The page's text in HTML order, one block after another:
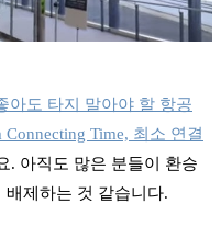
아도 타지 말아야 할 항공
Time, 최소 연결
. 아직도 많은 분들이 환승
배제하는 것 같습니다.